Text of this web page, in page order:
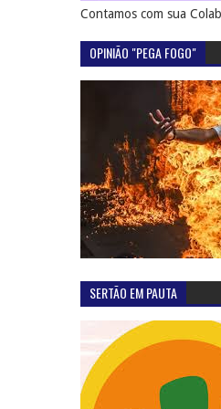
Contamos com sua
OPINIÃO "PEGA FOGO"
SERTÃO EM PAUTA